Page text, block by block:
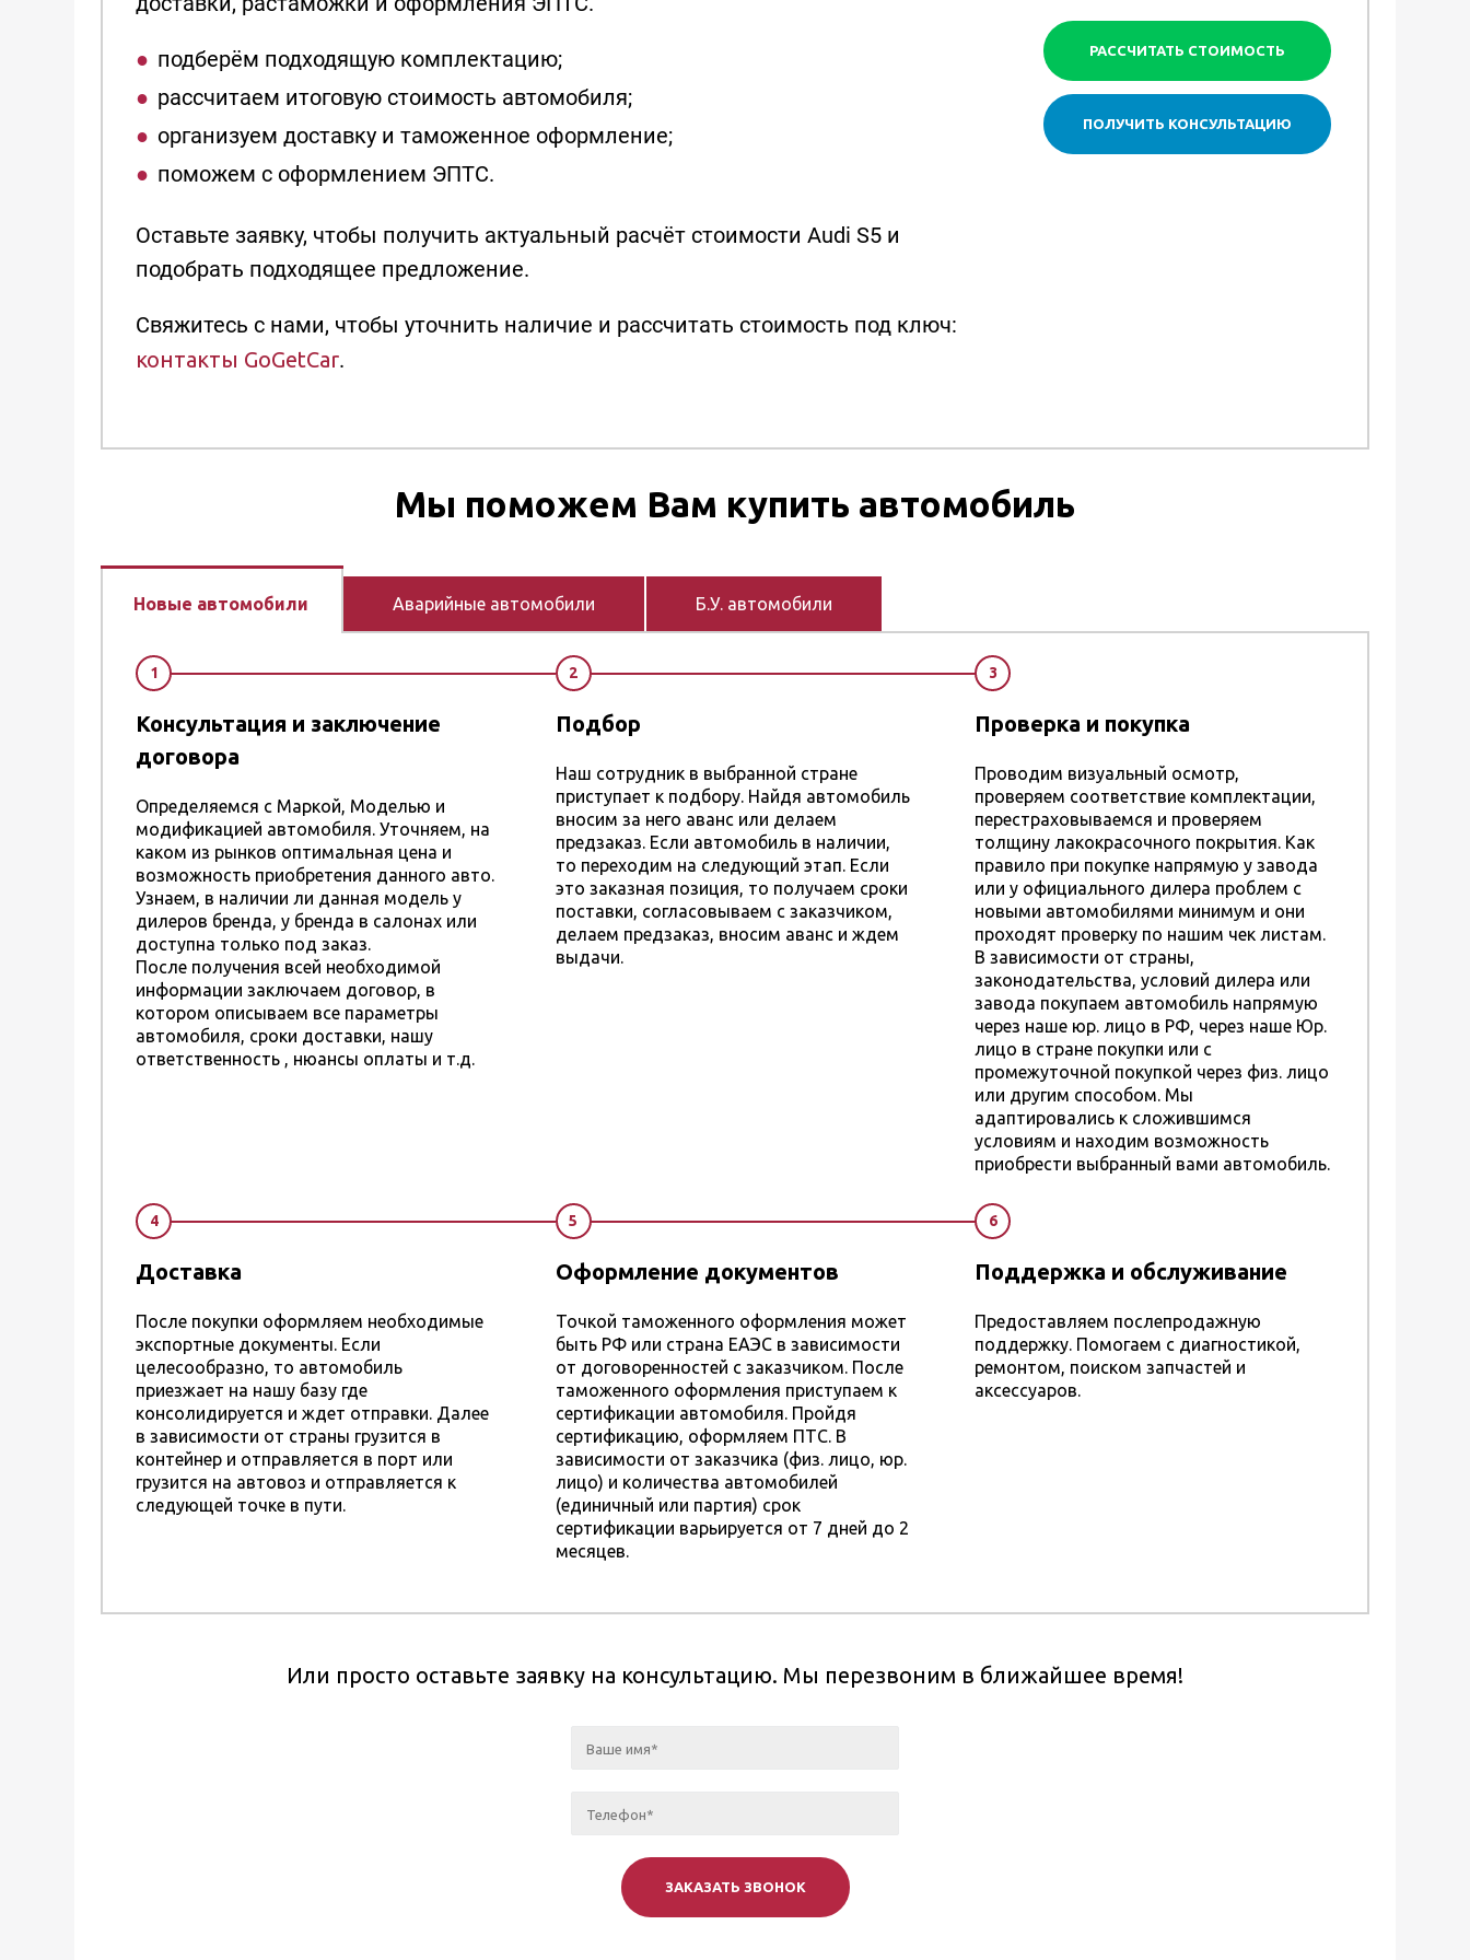
подберём подходящую комплектацию;
рассчитаем итоговую стоимость автомобиля;
организуем доставку и таможенное оформление;
поможем с оформлением ЭПТС.
Оставьте заявку, чтобы получить актуальный расчёт стоимости Audi S5 и
подобрать подходящее предложение.
Свяжитесь с нами, чтобы уточнить наличие и рассчитать стоимость под ключ:
контакты GoGetCar.
РАССЧИТАТЬ СТОИМОСТЬ
ПОЛУЧИТЬ КОНСУЛЬТАЦИЮ
Мы поможем Вам купить автомобиль
Новые автомобили Аварийные автомобили Б.У. автомобили
1
Консультация и заключение
договора
Определяемся с Маркой, Моделью и
модификацией автомобиля. Уточняем, на
каком из рынков оптимальная цена и
возможность приобретения данного авто.
Узнаем, в наличии ли данная модель у
дилеров бренда, у бренда в салонах или
доступна только под заказ.
После получения всей необходимой
информации заключаем договор, в
котором описываем все параметры
автомобиля, сроки доставки, нашу
ответственность , нюансы оплаты и т.д.
2
Подбор
Наш сотрудник в выбранной стране
приступает к подбору. Найдя автомобиль
вносим за него аванс или делаем
предзаказ. Если автомобиль в наличии,
то переходим на следующий этап. Если
это заказная позиция, то получаем сроки
поставки, согласовываем с заказчиком,
делаем предзаказ, вносим аванс и ждем
выдачи.
3
Проверка и покупка
Проводим визуальный осмотр,
проверяем соответствие комплектации,
перестраховываемся и проверяем
толщину лакокрасочного покрытия. Как
правило при покупке напрямую у завода
или у официального дилера проблем с
новыми автомобилями минимум и они
проходят проверку по нашим чек листам.
В зависимости от страны,
законодательства, условий дилера или
завода покупаем автомобиль напрямую
через наше юр. лицо в РФ, через наше Юр.
лицо в стране покупки или с
промежуточной покупкой через физ. лицо
или другим способом. Мы
адаптировались к сложившимся
условиям и находим возможность
приобрести выбранный вами автомобиль.
4
Доставка
После покупки оформляем необходимые
экспортные документы. Если
целесообразно, то автомобиль
приезжает на нашу базу где
консолидируется и ждет отправки. Далее
в зависимости от страны грузится в
контейнер и отправляется в порт или
грузится на автовоз и отправляется к
следующей точке в пути.
5
Оформление документов
Точкой таможенного оформления может
быть РФ или страна ЕАЭС в зависимости
от договоренностей с заказчиком. После
таможенного оформления приступаем к
сертификации автомобиля. Пройдя
сертификацию, оформляем ПТС. В
зависимости от заказчика (физ. лицо, юр.
лицо) и количества автомобилей
(единичный или партия) срок
сертификации варьируется от 7 дней до 2
месяцев.
6
Поддержка и обслуживание
Предоставляем послепродажную
поддержку. Помогаем с диагностикой,
ремонтом, поиском запчастей и
аксессуаров.
Или просто оставьте заявку на консультацию. Мы перезвоним в ближайшее время!